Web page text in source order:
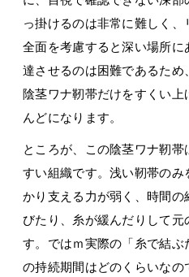
っ掛けるのは非常に難しく
全面を考慮すると深い場所に
達させるのは困難であるため
陰茎ワナ靭帯だけをすくい上
んどになります。
ところが、この陰茎ワナ靭
すい組織です。浅い靭帯のみ
かり支える力が弱く、時間
びたり、糸が緩んだりして元
す。ではｍ実際の「糸で結
の持続期間はどのくらいなの